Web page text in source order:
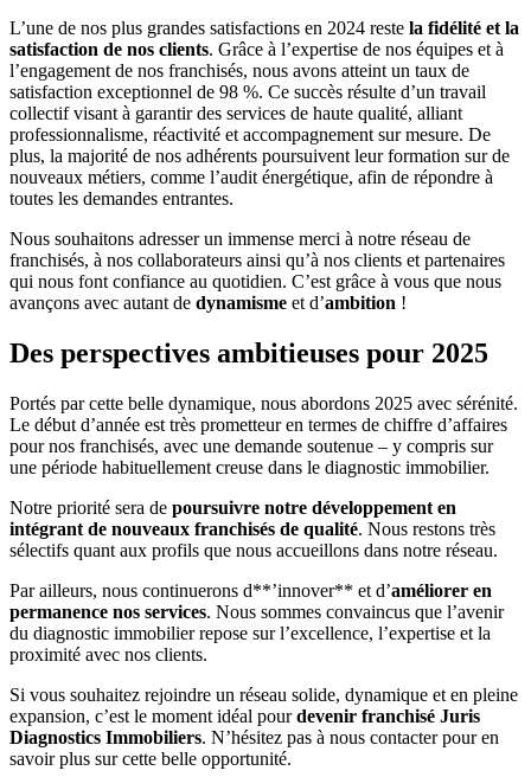
L’une de nos plus grandes satisfactions en 2024 reste la fidélité et la
satisfaction de nos clients. Grâce à l’expertise de nos équipes et à
l’engagement de nos franchisés, nous avons atteint un taux de
satisfaction exceptionnel de 98 %. Ce succès résulte d’un travail
collectif visant à garantir des services de haute qualité, alliant
professionnalisme, réactivité et accompagnement sur mesure. De
plus, la majorité de nos adhérents poursuivent leur formation sur de
nouveaux métiers, comme l’audit énergétique, afin de répondre à
toutes les demandes entrantes.
Nous souhaitons adresser un immense merci à notre réseau de
franchisés, à nos collaborateurs ainsi qu’à nos clients et partenaires
qui nous font confiance au quotidien. C’est grâce à vous que nous
avançons avec autant de dynamisme et d’ambition !
Des perspectives ambitieuses pour 2025
Portés par cette belle dynamique, nous abordons 2025 avec sérénité.
Le début d’année est très prometteur en termes de chiffre d’affaires
pour nos franchisés, avec une demande soutenue – y compris sur
une période habituellement creuse dans le diagnostic immobilier.
Notre priorité sera de poursuivre notre développement en
intégrant de nouveaux franchisés de qualité. Nous restons très
sélectifs quant aux profils que nous accueillons dans notre réseau.
Par ailleurs, nous continuerons d**’innover** et d’améliorer en
permanence nos services. Nous sommes convaincus que l’avenir
du diagnostic immobilier repose sur l’excellence, l’expertise et la
proximité avec nos clients.
Si vous souhaitez rejoindre un réseau solide, dynamique et en pleine
expansion, c’est le moment idéal pourdevenir franchisé Juris
Diagnostics Immobiliers. N’hésitez pas à nous contacter pour en
savoir plus sur cette belle opportunité.